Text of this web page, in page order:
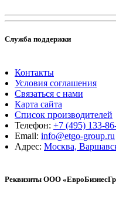
Служба поддержки
Контакты
Условия соглашения
Связаться с нами
Карта сайта
Список производителей
Телефон: +7 (495) 133-
Email: info@etgo-group.ru
Адрес: Москва,
Реквизиты ООО